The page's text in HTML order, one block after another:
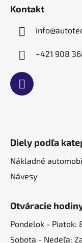
Kontakt
info@
+421 908
Diely podľa
Nákladné
Návesy
Otváracie
Pondelok - Piatok:
Sobota - Nedeľa: